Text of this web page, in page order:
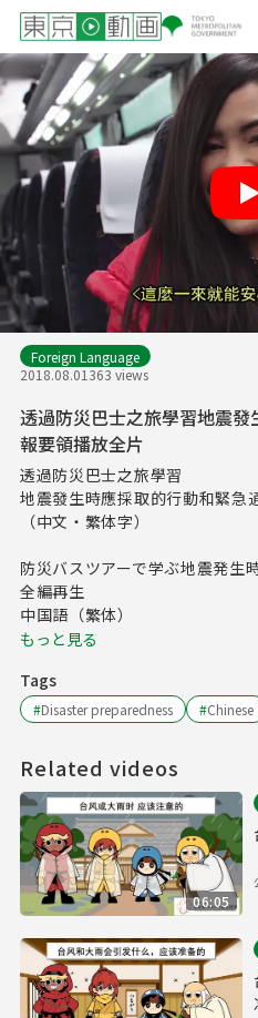
Play
Foreign Language
2018.08.01363 views
透過防災巴士之旅學習地震
報要領播放全片
透過防災巴士之旅學習
地震發生時應採取的行動和緊急
（中文・繁体字）
防災バスツアーで学ぶ地震発生
全編再生
中国語（繁体）
もっと見る
Tags
#Disaster preparedness #Chinese
Related videos
06:05